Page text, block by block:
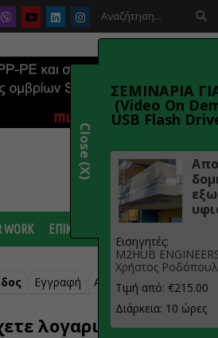

WORK ΕΠΙΚΟΙΝΩΝΙΑ
Εγγραφή Ανάκτηση κωδικού
λογαριασμό;
ΣΕΜΙΝΑΡΙΑ
(Video On
USB Flash
Εισηγητές:
M2HUB
Χρήστος
Τιμή από: €215.00
Διάρκεια: 10 ώρες
Close (X)